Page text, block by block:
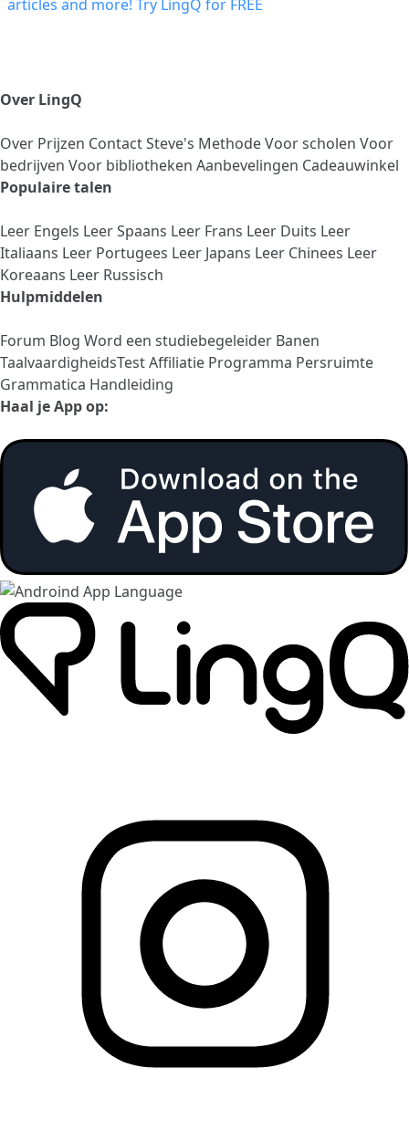
Over LingQ
Over Prijzen ContactSteve's MethodeVoor scholen Voor
bedrijven Voor bibliotheken Aanbevelingen Cadeauwinkel
Populaire talen
Leer Engels Leer Spaans Leer Frans Leer Duits Leer
Italiaans Leer Portugees Leer Japans Leer Chinees Leer
Koreaans Leer Russisch
Hulpmiddelen
Forum Blog Word een studiebegeleider Banen
TaalvaardigheidsTestAffiliatie Programma Persruimte
Grammatica Handleiding
Haal je App op: